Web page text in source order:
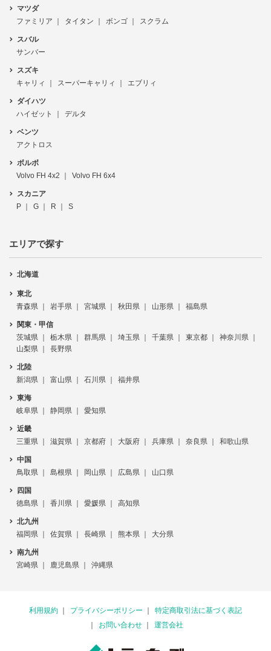
マツダ
ファミリア
タイタン ボンゴ スクラム
スバル
サンバー
スズキ
キャリィ
スーパーキャリィ エブリィ
ダイハツ
ハイゼット
デルタ
ベンツ
アクトロス
ボルボ
Volvo FH 4x2
Volvo FH 6x4
スカニア
P
G R S
エリアで探す
北海道
東北
青森県
岩手県 宮城県 秋田県 山形県 福島県
関東・甲信
茨城県
栃木県 群馬県 埼玉県 千葉県 東京都
神奈川県
山梨県
長野県
北陸
新潟県
富山県 石川県 福井県
東海
岐阜県
静岡県 愛知県
近畿
三重県
滋賀県 京都府 大阪府 兵庫県 奈良県 和歌山県
中国
鳥取県
島根県 岡山県 広島県 山口県
四国
徳島県
香川県 愛媛県 高知県
北九州
福岡県
佐賀県 長崎県 熊本県 大分県
南九州
宮崎県
鹿児島県 沖縄県
利用規約 プライバシーポリシー
特定商取引法に基づく表記
お問い合わせ
運営会社